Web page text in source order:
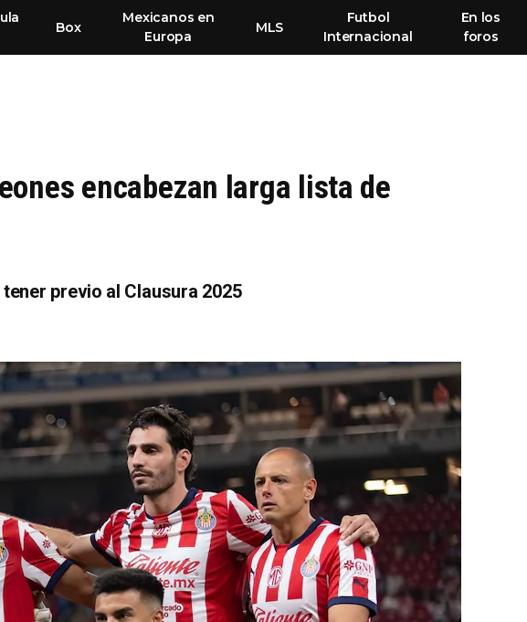
Box
Mexicanos en
Europa
MLS
Futbol
Internacional
En los
foros
encabezan larga lista de
previo al Clausura 2025